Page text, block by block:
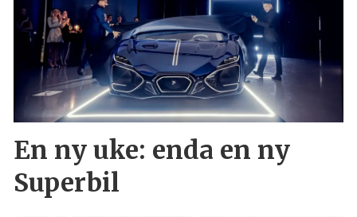
En ny uke: enda en ny
Superbil